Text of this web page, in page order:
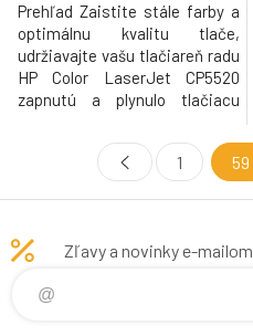
Prehľad Zaistite stále farby a
optimálnu kvalitu tlače,
udržiavajte vašu tlačiareň radu
HP Color LaserJet CP5520
zapnutú a plynulo tlačiacu
súprave. Funkcie Špecifikácie
Technológia tlače Laser
Výdatnosť strán (farebné) Až
h x v) 596 x 247 x 235 mm
1 59
Zľavy a novinky e-mailom